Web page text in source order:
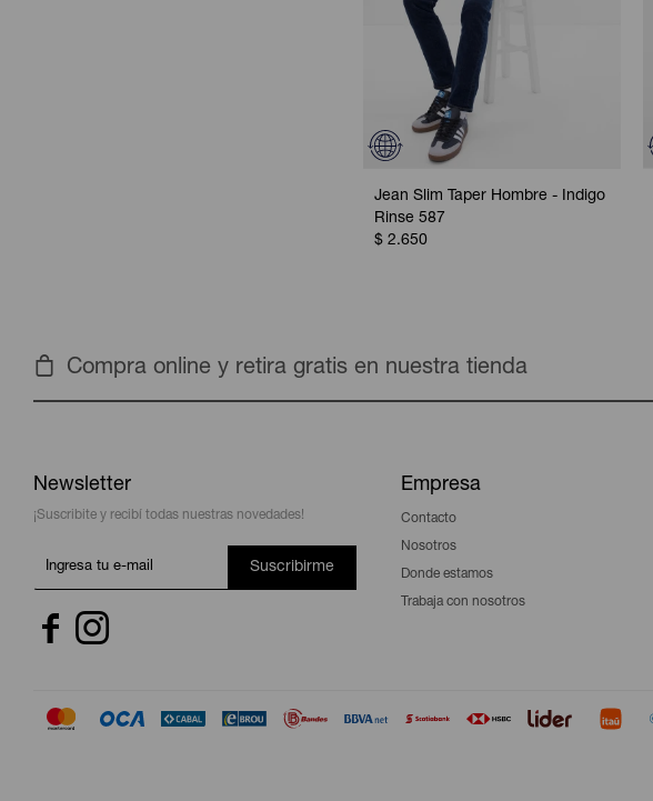
Jean Slim Taper Hombre - Indigo
Rinse 587
$ 2.650
Compra online y retira gratis en nuestra tienda
Newsletter
¡Suscribite y recibí todas nuestras novedades!
Suscribirme
 
Empresa
Contacto
Nosotros
Donde estamos
Trabaja con nosotros